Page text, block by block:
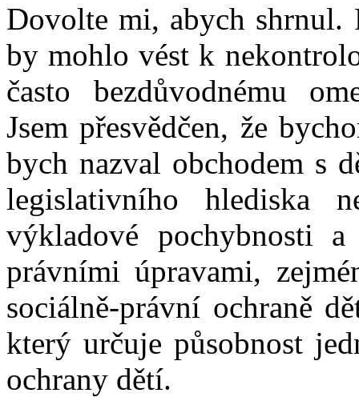
Dovolte mi, abych shrnul.
by mohlo vést k
často bezdůvodnému
Jsem přesvědčen, že
bych nazval obchodem s
legislativního hlediska
výkladové pochybnosti
právními úpravami,
sociálně-právní ochraně
který určuje působnost
ochrany dětí.